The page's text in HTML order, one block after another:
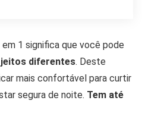
1 significa que você pode
diferentes. Deste
mais confortável para curtir
segura de noite. Tem até